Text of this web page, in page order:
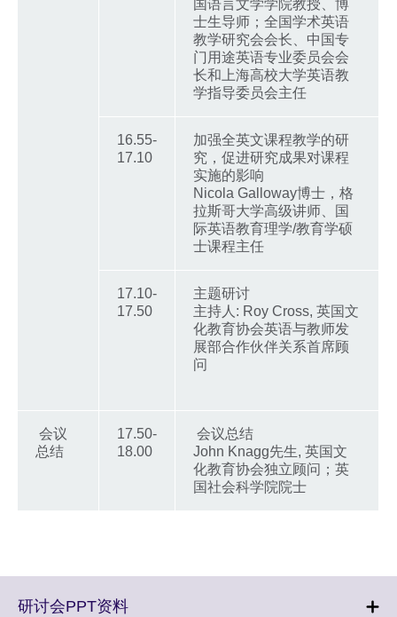
国语言文学学院教授、博
士生导师；全国学术英语
教学研究会会长、中国专
门用途英语专业委员会会
长和上海高校大学英语教
学指导委员会主任
16.55-
17.10
加强全英文课程教学的研
究，促进研究成果对课程
实施的影响
Nicola Galloway博士，格
拉斯哥大学高级讲师、国
际英语教育理学/教育学硕
士课程主任
17.10-
17.50
主题研讨
主持人: Roy Cross, 英国文
化教育协会英语与教师发
展部合作伙伴关系首席顾
问
会议
总结
17.50-
18.00
会议总结
John Knagg先生, 英国文
化教育协会独立顾问；英
国社会科学院院士
研讨会PPT资料Click